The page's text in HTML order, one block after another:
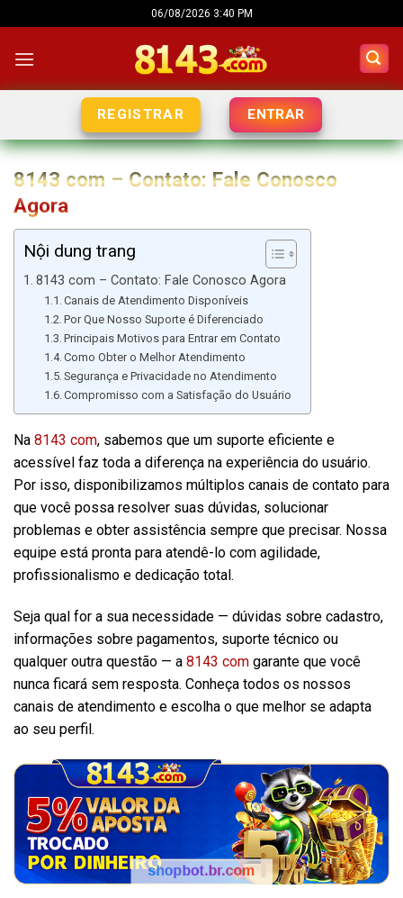
content
06/08/2026 3:40 PM
REGISTRAR ENTRAR
8143 com – Contato: Fale Conosco
Agora
Nội dung trang
8143 com – Contato: Fale Conosco Agora
Canais de Atendimento Disponíveis
Por Que Nosso Suporte é Diferenciado
Principais Motivos para Entrar em Contato
Como Obter o Melhor Atendimento
Segurança e Privacidade no Atendimento
Compromisso com a Satisfação do Usuário
Na 8143 com, sabemos que um suporte eficiente e
acessível faz toda a diferença na experiência do usuário.
Por isso, disponibilizamos múltiplos canais de contato para
que você possa resolver suas dúvidas, solucionar
problemas e obter assistência sempre que precisar. Nossa
equipe está pronta para atendê-lo com agilidade,
profissionalismo e dedicação total.
Seja qual for a sua necessidade — dúvidas sobre cadastro,
informações sobre pagamentos, suporte técnico ou
qualquer outra questão — a 8143 com garante que você
nunca ficará sem resposta. Conheça todos os nossos
canais de atendimento e escolha o que melhor se adapta
ao seu perfil.